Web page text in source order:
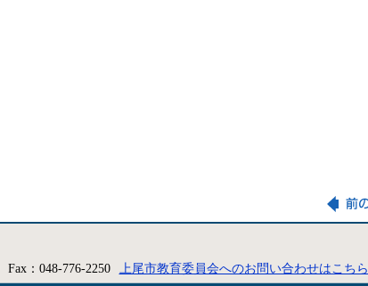
Fax：048-776-2250 上尾市教育委員会へのお問い合わせはこちら